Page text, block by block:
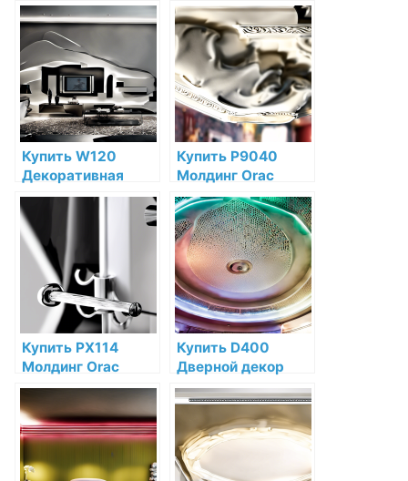
Полиуретан по
низкой цене в
интернет-
магазине
по низкой цене в
интернет-
магазине
Купить W120
Декоративная
панель Orac Decor
Autoire
Полиуретан по
низкой цене в
интернет-
магазине
Купить P9040
Молдинг Orac
Decor Полиуретан
по низкой цене в
интернет-
магазине
Купить PX114
Молдинг Orac
Decor
Дюрополимер по
низкой цене в
интернет-
магазине
Купить D400
Дверной декор
Orac Decor
Полиуретан по
низкой цене в
интернет-
магазине